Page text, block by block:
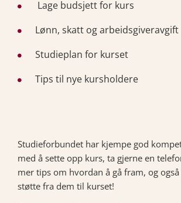
Lage budsjett for kurs
Lønn, skatt og arbeidsgiveravgift
Studieplan for kurset
Tips til nye kursholdere
Studieforbundet har kjempe god
med å sette opp kurs, ta gjerne en
mer tips om hvordan å gå fram, og
støtte fra dem til kurset!